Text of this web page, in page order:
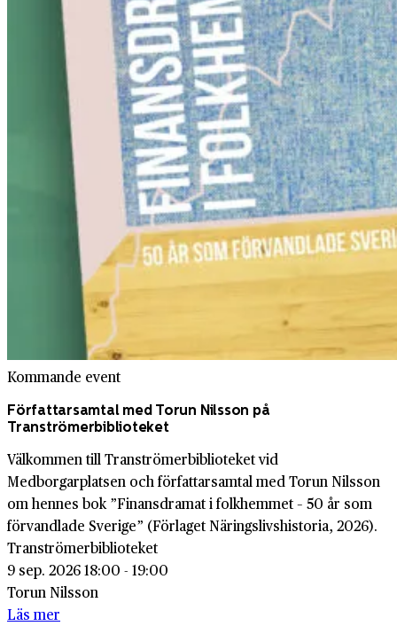
Kommande event
Författarsamtal med Torun Nilsson på
Tranströmerbiblioteket
Välkommen till Tranströmerbiblioteket vid
Medborgarplatsen och författarsamtal med Torun Nilsson
om hennes bok ”Finansdramat i folkhemmet – 50 år som
förvandlade Sverige” (Förlaget Näringslivshistoria, 2026).
Tranströmerbiblioteket
9 sep. 2026 18:00 - 19:00
Torun Nilsson
Läs mer